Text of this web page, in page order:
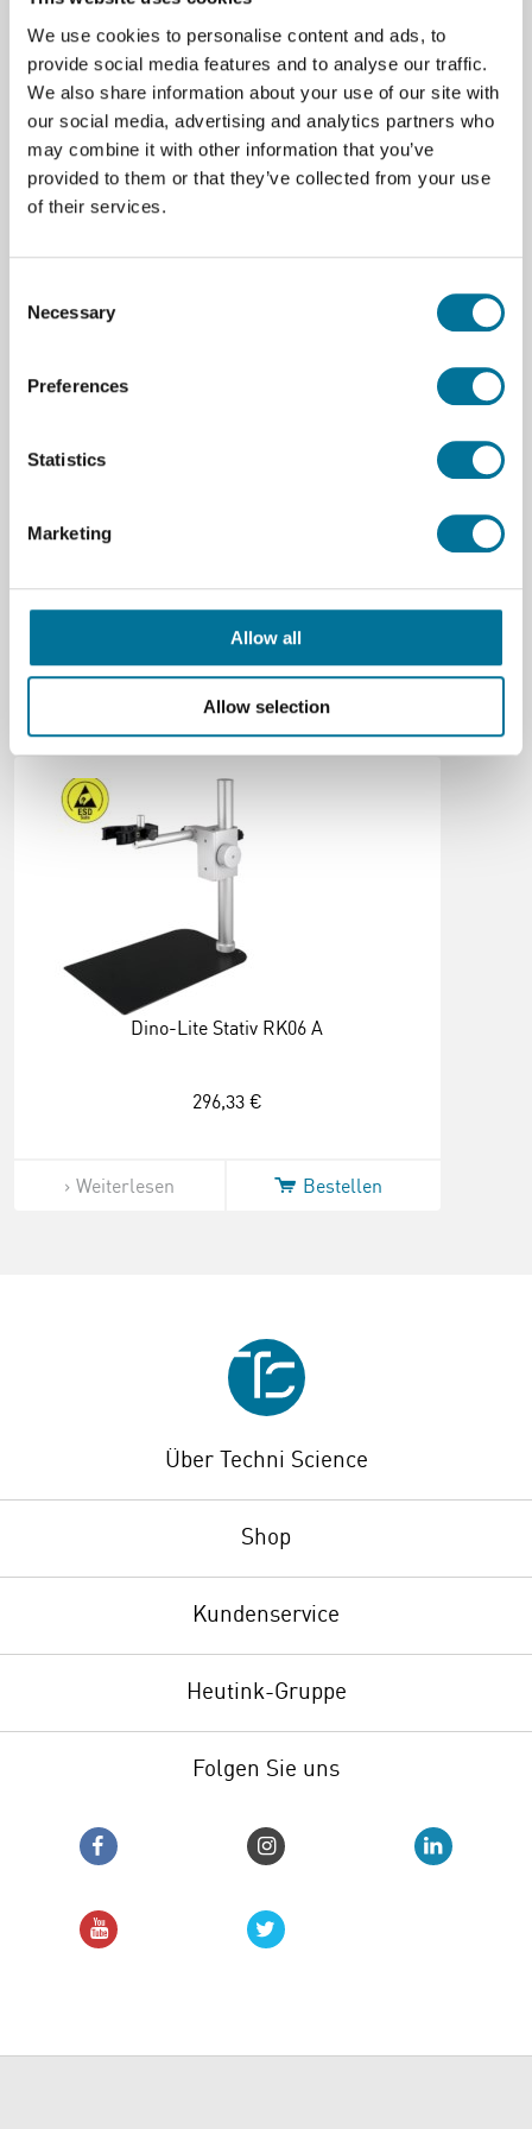
We use cookies to personalise content and ads, to
provide social media features and to analyse our traffic.
We also share information about your use of our site with
our social media, advertising and analytics partners who
may combine it with other information that you’ve
provided to them or that they’ve collected from your use
of their services.
Selection
Necessary
Preferences
Statistics
Marketing
Allow all
Allow selection
Höhenverstellung ermöglicht. Mit dem
Fokussierknopf zur Feineinstellung lässt sich dieses
Stativ sehr präzise justieren.
Der verstellbare horizontale Arm hat einen Bereich
von 15 cm mit 360-Grad-Drehung, und mit dem Arm
RK-10-EX (im Lieferumfang enthalten) kann der
Bereich erweitert werden, um größere Objekte unter
Für das RK-06A sind verschiedene optionale
10-FX oder der Arm RK-10-PX mit XY-Funktion.
Mittelklasse-Stativ für genaue Orientierung und
maximale Flexibilität.
Marke
Verwandte Produkte
Dino-Lite Stativ RK06 A
296,33 €
Weiterlesen Bestellen
Über Techni Science
Shop
Kundenservice
Heutink-Gruppe
Folgen Sie uns